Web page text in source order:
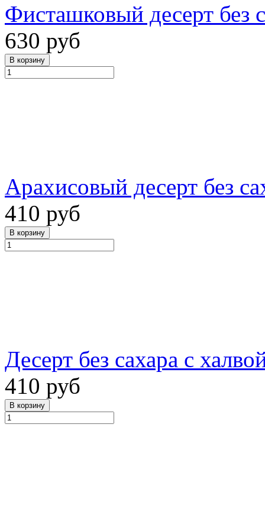
Фисташковый десерт без
630 руб
Арахисовый десерт без
410 руб
Десерт без сахара с
410 руб